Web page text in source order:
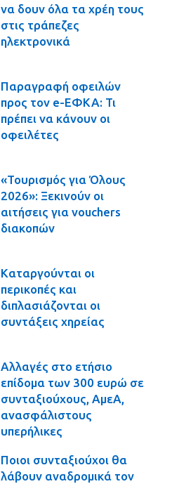
να δουν όλα τα χρέη τους
στις τράπεζες
ηλεκτρονικά
Παραγραφή οφειλών
προς τον e-ΕΦΚΑ: Τι
πρέπει να κάνουν οι
οφειλέτες
«Τουρισμός για Όλους
2026»: Ξεκινούν οι
αιτήσεις για vouchers
διακοπών
Καταργούνται οι
περικοπές και
διπλασιάζονται οι
συντάξεις χηρείας
Αλλαγές στο ετήσιο
επίδομα των 300 ευρώ σε
συνταξιούχους, ΑμεΑ,
ανασφάλιστους
υπερήλικες
Ποιοι συνταξιούχοι θα
λάβουν αναδρομικά τον